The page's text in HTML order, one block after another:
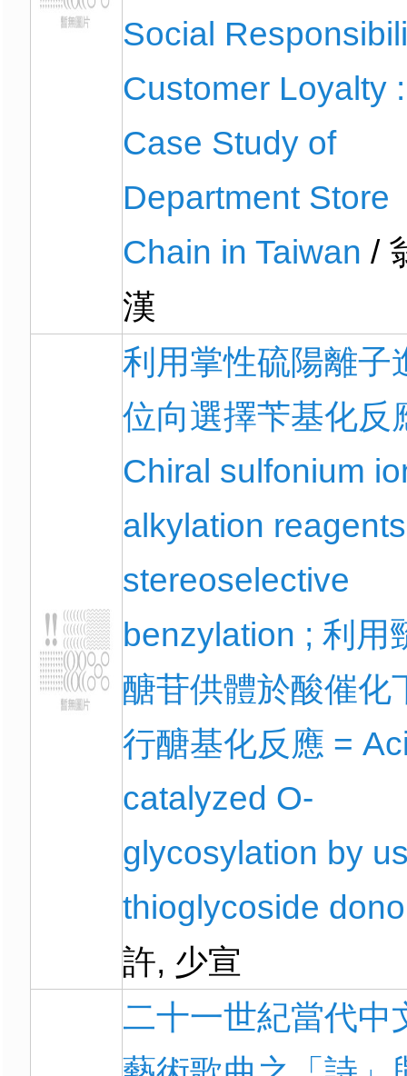
Social
Customer Loyalty
Case Study of
Department Store
Chain in Taiwan /
漢
利用掌性硫陽離子
位向選擇苄基化反
Chiral sulfonium
alkylation
stereoselective
benzylation ; 利用
醣苷供體於酸催化
行醣基化反應 =
catalyzed O-
glycosylation by
thioglycoside
許, 少宣
二十一世紀當代中